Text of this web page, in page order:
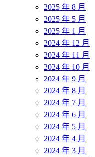
2025 年 8 月
2025 年 5 月
2025 年 1 月
2024 年 12 月
2024 年 11 月
2024 年 10 月
2024 年 9 月
2024 年 8 月
2024 年 7 月
2024 年 6 月
2024 年 5 月
2024 年 4 月
2024 年 3 月